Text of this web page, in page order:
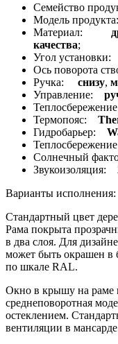
Семейство
Модель
Материал:
качества;
Угол установки:
Ось поворота
Ручка: снизу,
Управление:
Термопояс:
Гидробарьер:
Солнечный
Звукоизоляция:
Варианты исполнения:
Стандартный цвет
Рама покрыта
в два слоя. Для
может быть окрашен в
по шкале RAL.
Окно в крышу на раме
среднеповоротная
остеклением.
вентиляции в